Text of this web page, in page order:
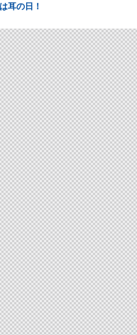
耳の日！